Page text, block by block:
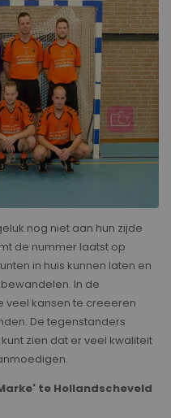
nog niet aan hun zijde
de nummer laatst op
in huis kunnen laten en
In de
veel kansen te creeeren
De tegenstanders
zien dat er veel kwaliteit
te Hollandscheveld